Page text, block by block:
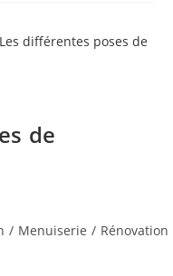
de
/ Menuiserie / Rénovation